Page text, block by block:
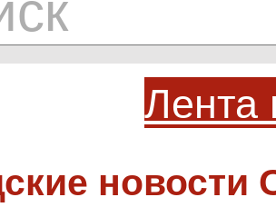
Лента
новости